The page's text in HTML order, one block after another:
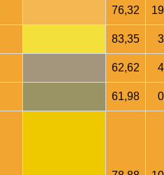
76,32
83,35
62,62
61,98